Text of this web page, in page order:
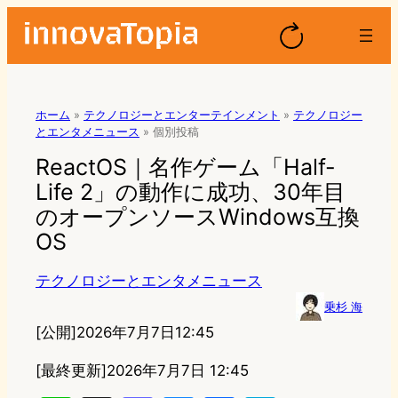
ホーム » テクノロジーとエンターテインメント » テクノロジー
とエンタメニュース » 個別投稿
ReactOS｜名作ゲーム「Half-
Life 2」の動作に成功、30年目
のオープンソースWindows互換
OS
テクノロジーとエンタメニュース
乗杉 海
[公開]2026年7月7日12:45
[最終更新]2026年7月7日 12:45